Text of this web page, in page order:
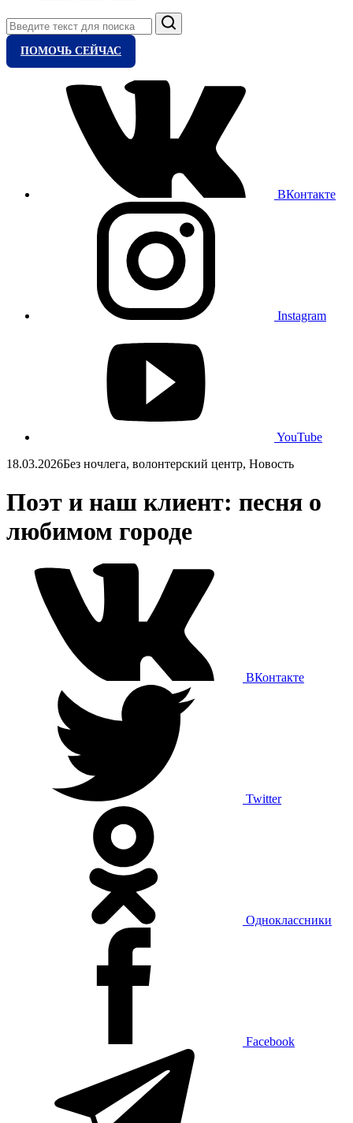
Поиск
ПОМОЧЬ СЕЙЧАС
ВКонтакте
Instagram
YouTube
18.03.2026Без ночлега, волонтерский центр, Новость
Поэт и наш клиент: песня о
любимом городе
ВКонтакте
Twitter
Одноклассники
Facebook